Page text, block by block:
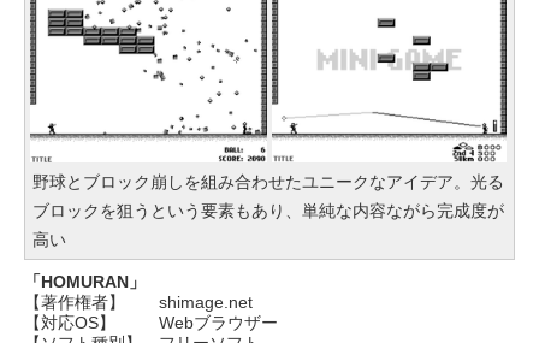
ワイエットブルー M1502NAQ-R71
65BUWS
￥109,800
野球とブロック崩しを組み合わせたユニークなアイデア。光る
ブロックを狙うという要素もあり、単純な内容ながら完成度が
高い
「HOMURAN」
【著作権者】
shimage.net
【対応OS】
Webブラウザー